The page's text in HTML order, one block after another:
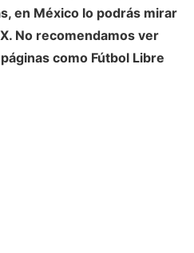
en México lo podrás mirar
No recomendamos ver
como Fútbol Libre